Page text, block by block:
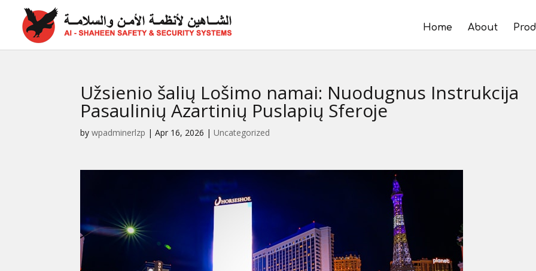
Home About
Užsienio šalių Lošimo namai: Nuodugnus Instrukcija
Pasaulinių Azartinių Puslapių Sferoje
bywpadminerlzp |Apr 16, 2026 |Uncategorized